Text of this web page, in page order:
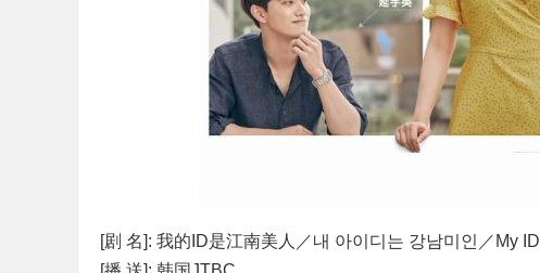
[剧 名]: 我的ID是江南美人／내 아이디는 강남미인／My